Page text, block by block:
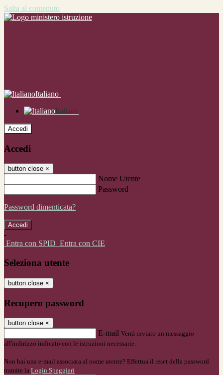
Salta al contenuto
Italiano
Italiano
Accedi
Accedi
button close ×
Nome Utente
Password
Password dimenticata?
-
Entra con SPID Entra con CIE
Seleziona utente
button close ×
Recupero password
button close ×
E-mail Verrà inviato un messaggio
all'indirizzo indicato con le istruzioni necessarie.
Non hai una e-mail associata al nome utente? Effettua il reset della password
tramite la Login Spaggiari